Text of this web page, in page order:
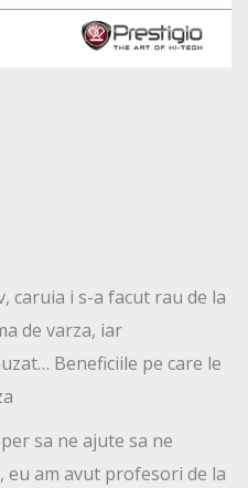
caruia i s-a facut rau de la
de varza, iar
Beneficiile pe care le
sa ne ajute sa ne
am avut profesori de la